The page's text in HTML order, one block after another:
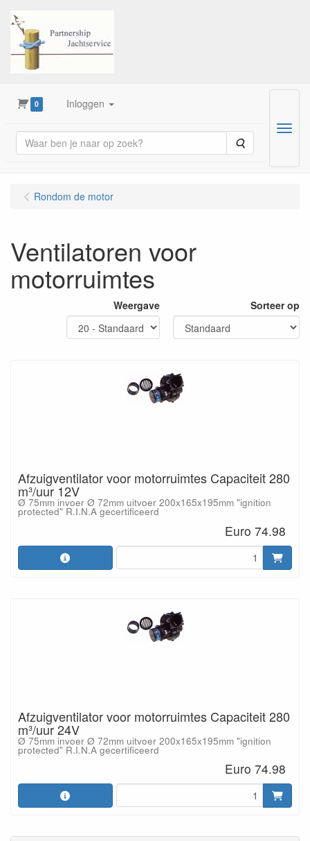
0 Inloggen
Zoeken
Menu
Rondom de motor
Ventilatoren voor
motorruimtes
Weergave Sorteer op
Afzuigventilator voor motorruimtes Capaciteit 280
m³/uur 12V
Ø 75mm invoer Ø 72mm uitvoer 200x165x195mm "ignition
protected" R.I.N.A gecertificeerd
Euro 74.98
Afzuigventilator voor motorruimtes Capaciteit 280
m³/uur 24V
Ø 75mm invoer Ø 72mm uitvoer 200x165x195mm "ignition
protected" R.I.N.A gecertificeerd
Euro 74.98